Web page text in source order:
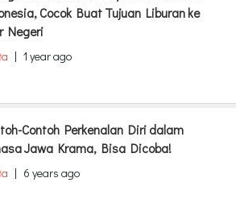
Cocok Buat Tujuan Liburan ke
Negeri
| 1 year ago
Contoh Perkenalan Diri dalam
Jawa Krama, Bisa Dicoba!
| 6 years ago